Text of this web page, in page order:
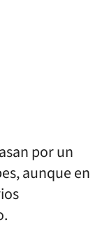
por un
aunque en